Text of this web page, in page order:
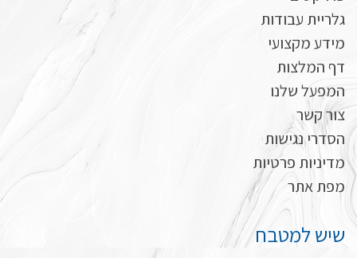
גלריית עבודות
מידע מקצועי
דף המלצות
המפעל שלנו
צור קשר
הסדרי נגישות
מדיניות פרטיות
מפת אתר
שיש למטבח